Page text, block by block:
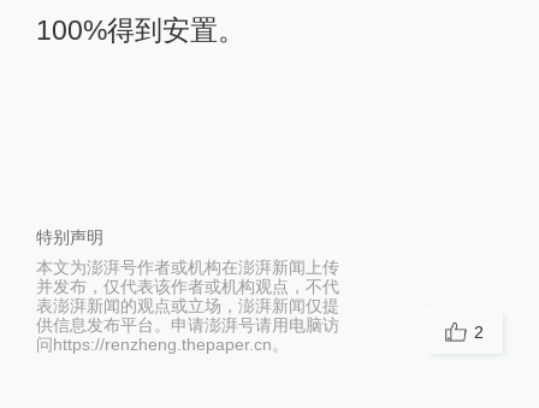
100%得到安置。
特别声明
本文为澎湃号作者或机构在澎湃新闻上传
并发布，仅代表该作者或机构观点，不代
表澎湃新闻的观点或立场，澎湃新闻仅提
供信息发布平台。申请澎湃号请用电脑访
问https://renzheng.thepaper.cn。
2